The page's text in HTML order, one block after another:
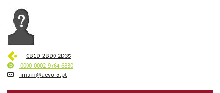
CB1D-2BD0-2D35
0000-0002-9764-6830
imbm@uevora.pt